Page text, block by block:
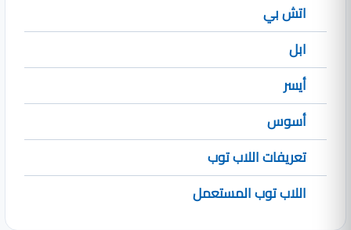
اتش بي
ابل
أيسر
أسوس
تعريفات اللاب توب
اللاب توب المستعمل